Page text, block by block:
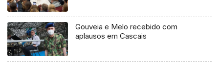
Gouveia e Melo recebido com
aplausos em Cascais